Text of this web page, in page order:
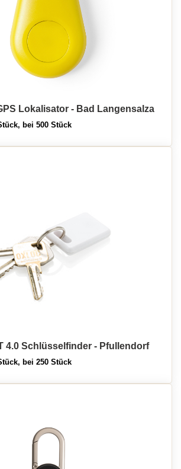
Lokalisator - Bad Langensalza
bei 500 Stück
4.0 Schlüsselfinder - Pfullendorf
bei 250 Stück